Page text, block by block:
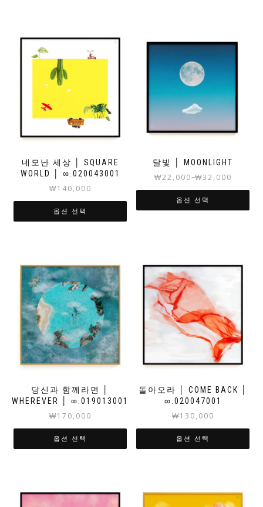
네모난 세상 │ SQUARE
WORLD │ ∞.020043001
₩140,000
옵션 선택
달빛 │ MOONLIGHT
₩22,000~₩32,000
옵션 선택
당신과 함께라면 │
WHEREVER │ ∞.019013001
₩170,000
옵션 선택
돌아오라 │ COME BACK │
∞.020047001
₩130,000
옵션 선택